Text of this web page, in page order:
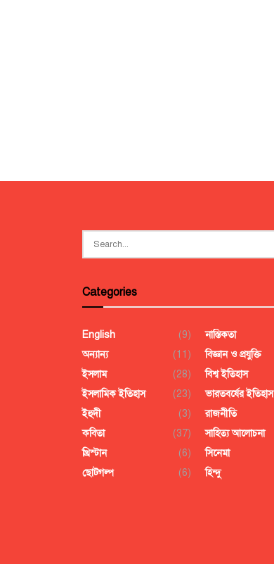
Categories
English
(9)
অন্যান্য
(11)
ইসলাম
(28)
ইসলামিক ইতিহাস
(23)
ইহুদী
(3)
কবিতা
(37)
খ্রিস্টান
(6)
ছোটগল্প
(6)
নাস্তিকতা
বিজ্ঞান ও প্রযুক্তি
বিশ্ব ইতিহাস
ভারতবর্ষের ইতিহাস
রাজনীতি
সাহিত্য আলোচনা
সিনেমা
হিন্দু